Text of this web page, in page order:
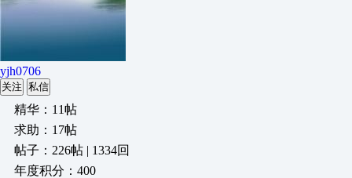
yjh0706
关注 私信
精华：11帖
求助：17帖
帖子：226帖 | 1334回
年度积分：400